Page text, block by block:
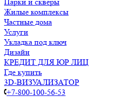
Жилые комплексы
Частные дома
Услуги
Укладка под ключ
Дизайн
КРЕДИТ ДЛЯ ЮР ЛИЦ
Где купить
3D-ВИЗУАЛИЗАТОР
+7-800-100-56-53